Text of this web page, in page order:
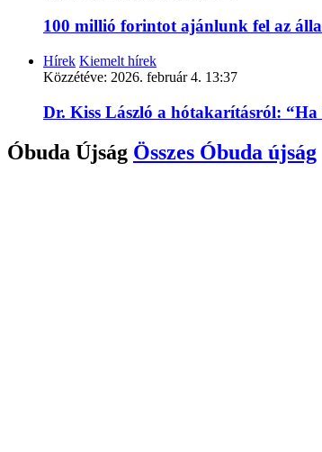
100 millió forintot ajánlunk fel az
Hírek Kiemelt hírek
Közzétéve: 2026. február 4. 13:37
Dr. Kiss László a hótakarításról:
Óbuda Újság Összes Óbuda újság